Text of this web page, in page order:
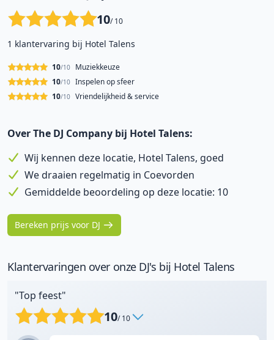
10/ 10
1 klantervaring bij Hotel Talens
Muziekkeuze
10/10
Inspelen op sfeer
10/10
Vriendelijkheid & service
10/10
Over The DJ Company bij Hotel Talens:
Wij kennen deze locatie, Hotel Talens, goed
We draaien regelmatig in Coevorden
Gemiddelde beoordeling op deze locatie: 10
Bereken prijs voor DJ
Klantervaringen over onze DJ's bij Hotel Talens
"Top feest"
10/ 10